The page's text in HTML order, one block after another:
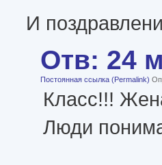
И
Отв: 24
Постоянная ссылка (Permalink)
Класс!!!
Люди